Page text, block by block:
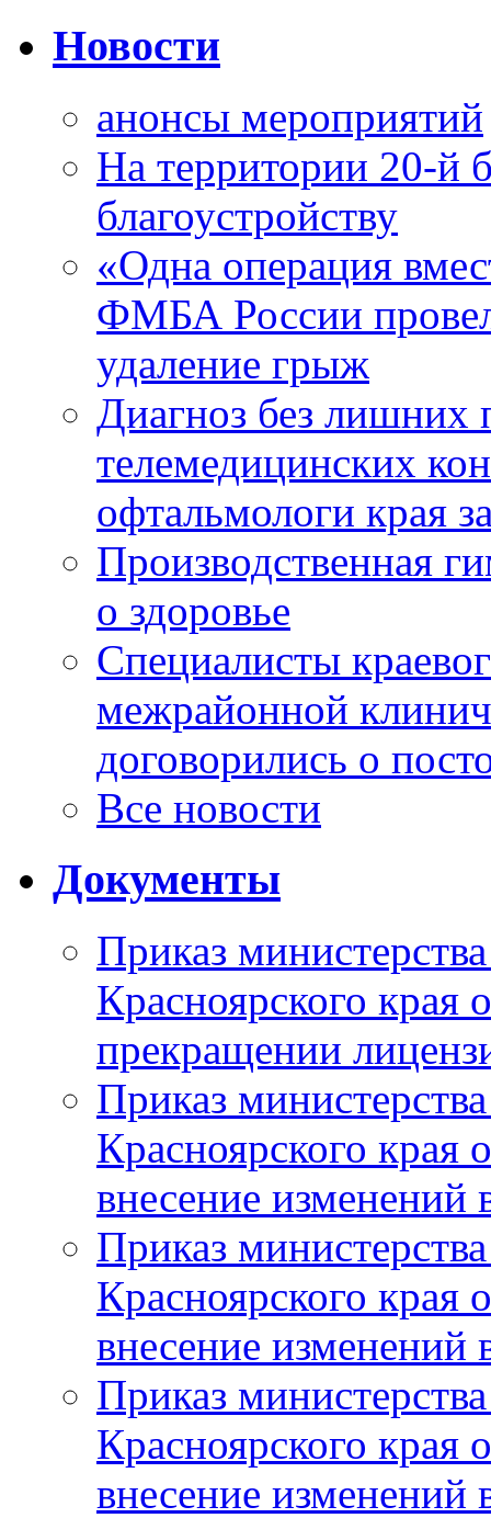
Новости
анонсы мероприятий
На территории 20-й
благоустройству
«Одна операция
ФМБА России
удаление грыж
Диагноз без лишних
телемедицинских
офтальмологи края
Производственная
о здоровье
Специалисты
межрайонной
договорились о
Все новости
Документы
Приказ
Красноярского
прекращении
Приказ
Красноярского
внесение изменений
Приказ
Красноярского
внесение изменений
Приказ
Красноярского
внесение изменений